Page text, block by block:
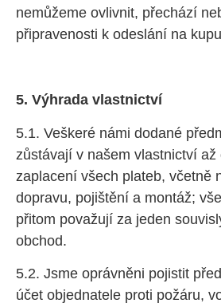
nemůžeme ovlivnit, přechází
připravenosti k odeslání na
5. Výhrada vlastnictví
5.1. Veškeré námi dodané
zůstávají v našem vlastnictví až
zaplacení všech plateb, včetně
dopravu, pojištění a montáž;
přitom považují za jeden
obchod.
5.2. Jsme oprávněni pojistit
účet objednatele proti požáru,